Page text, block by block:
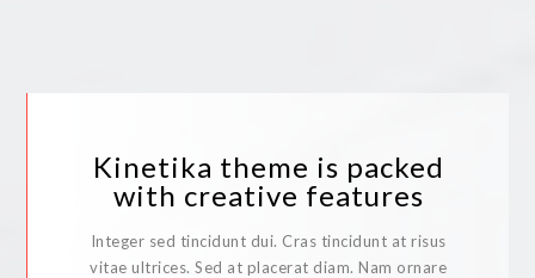
Kinetika theme is packed
with creative features
Integer sed tincidunt dui. Cras tincidunt at risus
vitae ultrices. Sed at placerat diam. Nam ornare